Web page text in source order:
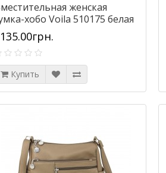
женская
хобо Voila 510175 белая
Купить